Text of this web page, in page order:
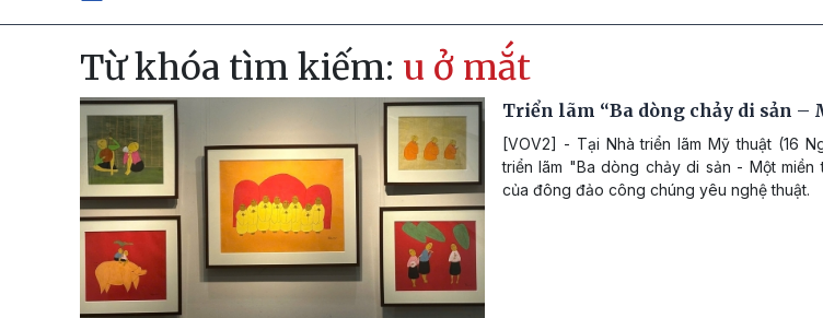
Từ khóa tìm kiếm: u ở mắt
Triển lãm “Ba dòng chảy di sản –
[VOV2] - Tại Nhà triển lãm Mỹ thuật (16
triển lãm "Ba dòng chảy di sản - Một miền
của đông đảo công chúng yêu nghệ thuật.